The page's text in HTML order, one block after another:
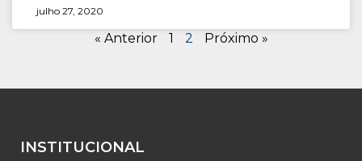
julho 27, 2020
« Anterior 1 2 Próximo »
INSTITUCIONAL